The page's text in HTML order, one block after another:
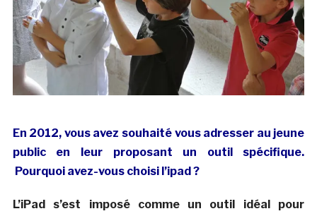
En 2012, vous avez souhaité vous adresser au jeune
public en leur proposant un outil spécifique.
Pourquoi avez-vous choisi l’ipad ?
L’iPad s’est imposé comme un outil idéal pour